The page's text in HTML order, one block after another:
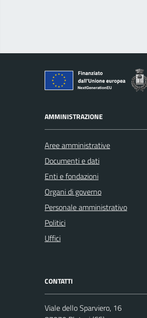
AMMINISTRAZIONE
Aree amministrative
Documenti e dati
Enti e fondazioni
Organi di governo
Personale amministrativo
Politici
Uffici
CONTATTI
Viale dello Sparviero, 16